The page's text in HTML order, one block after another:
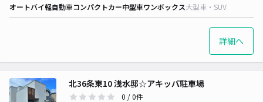
オートバイ軽自動車コンパクトカー中型車ワンボックス大型車・SUV
詳細へ
北36条東10 浅水邸☆アキッパ駐車場
0 / 0件